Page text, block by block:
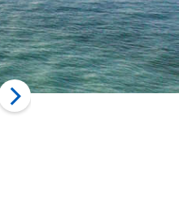
Paris (FR)
de Toronto (CA)
de08 nov.au16 nov.